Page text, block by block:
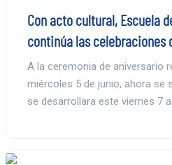
Con acto cultural, Escuela
continúa las celebraciones
A la ceremonia de aniversario
miércoles 5 de junio, ahora se
se desarrollara este viernes 7